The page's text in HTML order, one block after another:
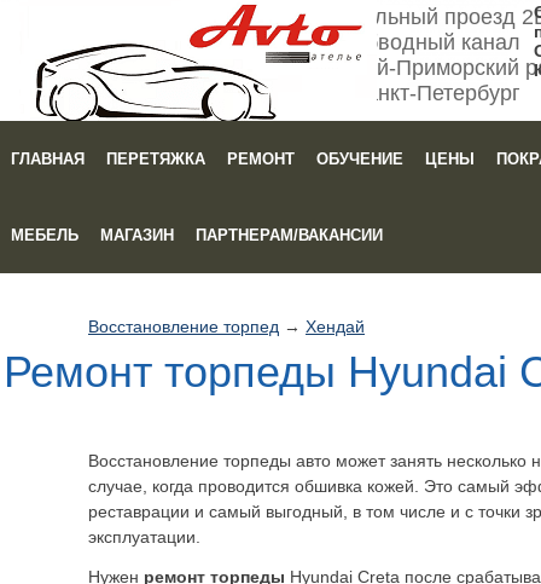
Мебельный проезд
Обводный канал
Кировский-Приморский
Санкт-Петербург
ГЛАВНАЯ ПЕРЕТЯЖКА РЕМОНТ ОБУЧЕНИЕ ЦЕНЫ
МЕБЕЛЬ МАГАЗИН ПАРТНЕРАМ/ВАКАНСИИ
Восстановление торпед → Хендай
Ремонт торпеды Hyundai
Восстановление торпеды авто может занять несколько
случае, когда проводится обшивка кожей. Это самый
реставрации и самый выгодный, в том числе и с точки
эксплуатации.
Нужен ремонт торпеды Hyundai Creta после